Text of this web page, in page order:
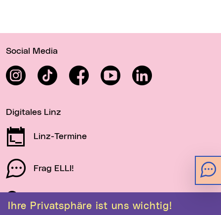
Ihre Privatsphäre ist uns wichtig!
Social Media
InstagramTikTok FacebookYouTube LinkedIn
Digitales Linz
Linz-Termine
Frag ELLI!
Schau auf Linz